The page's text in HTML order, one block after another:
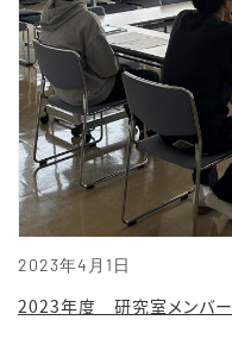
2023年4月1日
2023年度 研究室メンバー